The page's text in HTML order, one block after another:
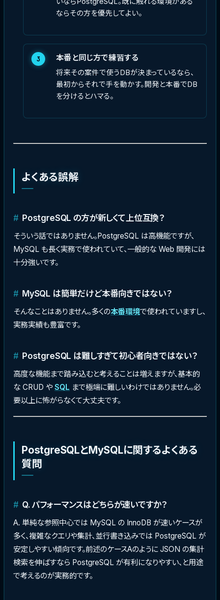
ならその方を優先してよい。
3 本番と同じ方で練習する
将来その案件で使うDBが決まっているなら、
最初からそれで手を動かす。開発と本番でDB
を分けるとハマる。
よくある誤解
PostgreSQL の方が新しくて上位互換？
そういう話ではありません。PostgreSQL は高機能ですが、
MySQL も長く実務で使われていて、一般的な Web 開発には
十分強いです。
MySQL は簡単だけど本番向きではない？
そんなことはありません。多くの本番環境で使われていますし、
実務実績も豊富です。
PostgreSQL は難しすぎて初心者向きではない？
高度な機能まで踏み込むと考えることは増えますが、基本的
な CRUD や SQL まで極端に難しいわけではありません。必
要以上に怖がらなくて大丈夫です。
PostgreSQLとMySQLに関するよくある
質問
Q. パフォーマンスはどちらが速いですか？
A. 単純な参照中心では MySQL の InnoDB が速いケースが
多く、複雑なクエリや集計、並行書き込みでは PostgreSQL が
安定しやすい傾向です。前述のケースAのように JSON の集計
検索を伸ばすなら PostgreSQL が有利になりやすい、と用途
で考えるのが実務的です。